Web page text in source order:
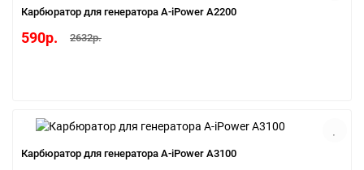
Карбюратор для генератора A-iPower A2200
590р. 2632р.
Карбюратор для генератора A-iPower A3100